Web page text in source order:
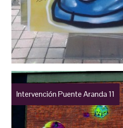
Intervención Puente Aranda 11